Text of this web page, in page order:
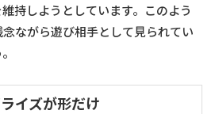
持しようとしています。このよう
ながら遊び相手として見られてい
イズが形だけ